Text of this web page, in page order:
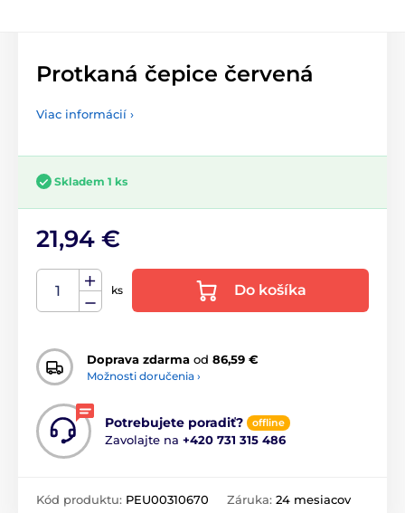
Protkaná čepice červená
Viac informácií ›
Skladem 1 ks
21,94 €
ks Do košíka
Doprava zdarma od 86,59 €
Možnosti doručenia ›
Potrebujete poradiť? offline
Zavolajte na +420 731 315 486
Kód produktu: PEU00310670 Záruka: 24 mesiacov